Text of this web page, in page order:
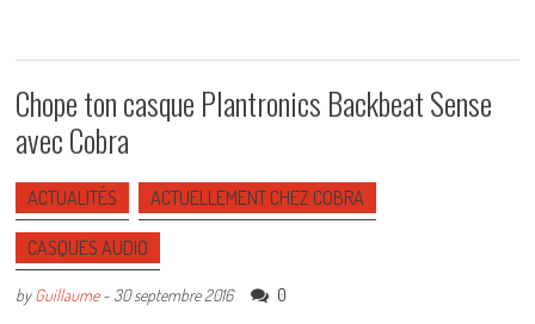
Chope ton casque Plantronics Backbeat Sense
avec Cobra
ACTUALITÉS ACTUELLEMENT CHEZ COBRA
CASQUES AUDIO
byGuillaume- 30 septembre 2016 0